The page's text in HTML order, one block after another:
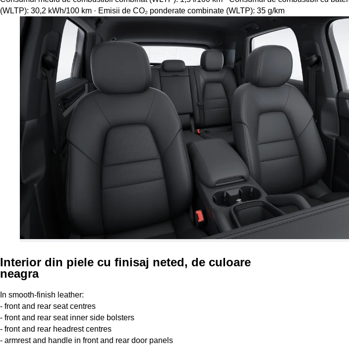
(WLTP): 30,2 kWh/100 km · Emisii de CO₂ ponderate combinate (WLTP): 35 g/km
Interior din piele cu finisaj neted, de culoare
neagra
In smooth-finish leather:
- front and rear seat centres
- front and rear seat inner side bolsters
- front and rear headrest centres
- armrest and handle in front and rear door panels